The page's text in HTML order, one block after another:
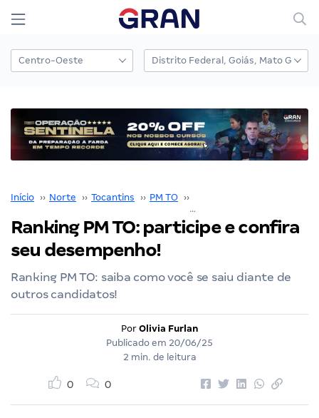
Início ›› Norte ›› Tocantins ›› PM TO ››
Ranking PM TO: participe e confira
seu desempenho!
Ranking PM TO: saiba como você se saiu diante de
outros candidatos!
Por Olivia Furlan
Publicado em 20/06/25
2 min. de leitura
0 0